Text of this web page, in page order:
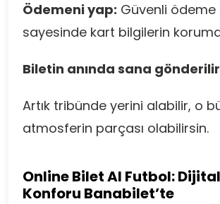
Ödemeni yap: Güvenli ödeme
sayesinde kart bilgilerin koruma
Biletin anında sana
Artık tribünde yerini alabilir, o
atmosferin parçası olabilirsin.
Online Bilet Al Futbol:
Konforu Banabilet’te